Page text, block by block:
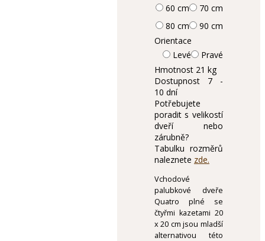
60 cm
70 cm
80 cm
90 cm
Orientace
Levé
Pravé
Hmotnost 21 kg
Dostupnost 7 -
10 dní
Potřebujete
poradit s velikostí
dveří nebo
zárubně?
Tabulku rozměrů
naleznete zde.
Vchodové
palubkové dveře
Quatro plné se
čtyřmi kazetami 20
x 20 cm jsou mladší
alternativou této